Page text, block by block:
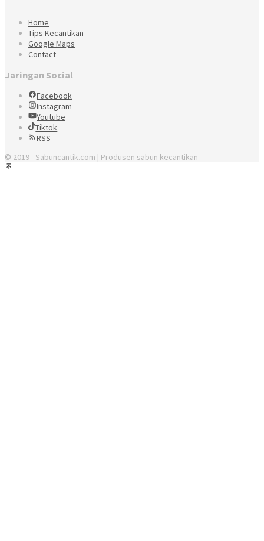
Home
Tips Kecantikan
Google Maps
Contact
Jaringan Social
Facebook
Instagram
Youtube
Tiktok
RSS
© 2019 - Sabuncantik.com | Produsen sabun kecantikan